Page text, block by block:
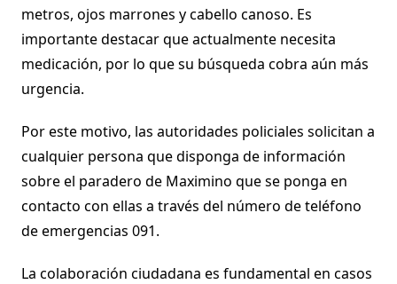
metros, ojos marrones y cabello canoso. Es
importante destacar que actualmente necesita
medicación, por lo que su búsqueda cobra aún más
urgencia.
Por este motivo, las autoridades policiales solicitan a
cualquier persona que disponga de información
sobre el paradero de Maximino que se ponga en
contacto con ellas a través del número de teléfono
de emergencias 091.
La colaboración ciudadana es fundamental en casos